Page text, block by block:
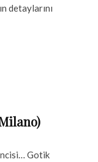
detaylarını
Gotik